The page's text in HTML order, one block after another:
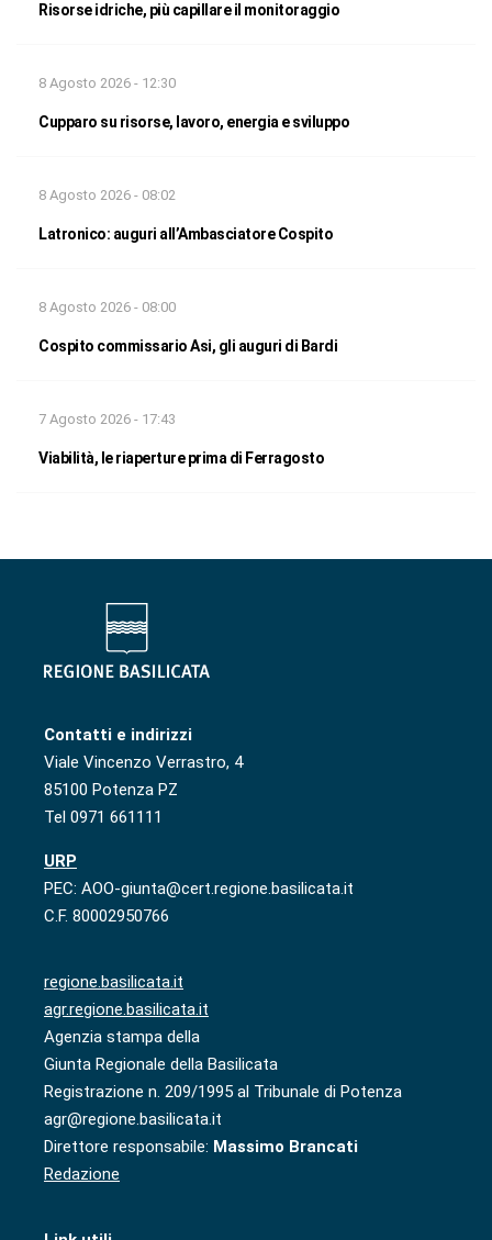
Risorse idriche, più capillare il monitoraggio
8 Agosto 2026 - 12:30
Cupparo su risorse, lavoro, energia e sviluppo
8 Agosto 2026 - 08:02
Latronico: auguri all’Ambasciatore Cospito
8 Agosto 2026 - 08:00
Cospito commissario Asi, gli auguri di Bardi
7 Agosto 2026 - 17:43
Viabilità, le riaperture prima di Ferragosto
Contatti e indirizzi
Viale Vincenzo Verrastro, 4
85100 Potenza PZ
Tel 0971 661111
URP
PEC: AOO-giunta@cert.regione.basilicata.it
C.F. 80002950766
regione.basilicata.it
agr.regione.basilicata.it
Agenzia stampa della
Giunta Regionale della Basilicata
Registrazione n. 209/1995 al Tribunale di Potenza
agr@regione.basilicata.it
Direttore responsabile: Massimo Brancati
Redazione